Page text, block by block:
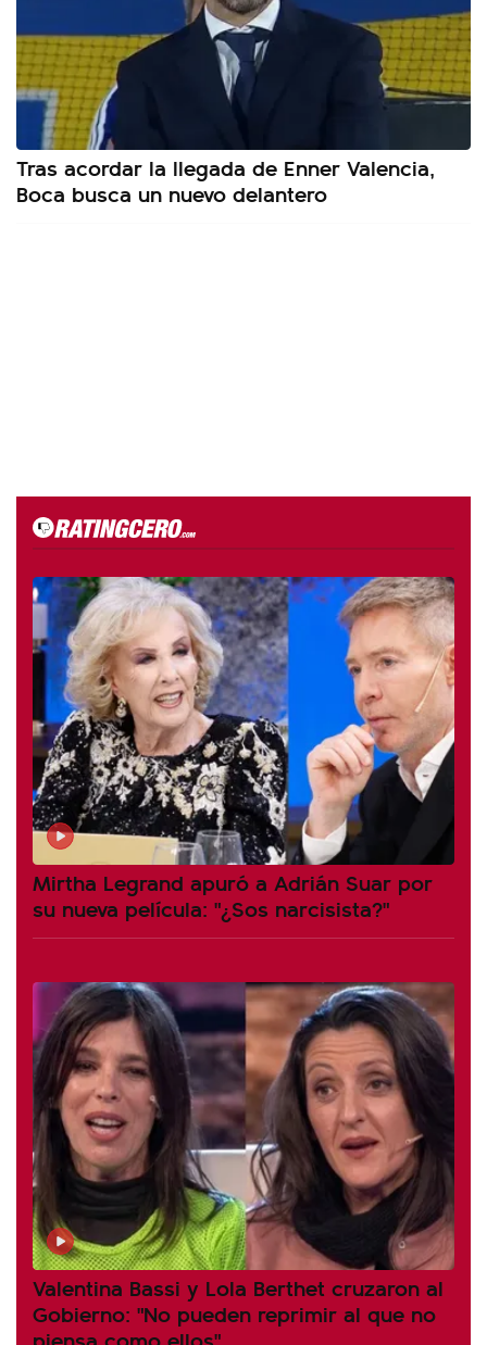
Tras acordar la llegada de Enner Valencia,
Boca busca un nuevo delantero
Mirtha Legrand apuró a Adrián Suar por
su nueva película: "¿Sos narcisista?"
Valentina Bassi y Lola Berthet cruzaron al
Gobierno: "No pueden reprimir al que no